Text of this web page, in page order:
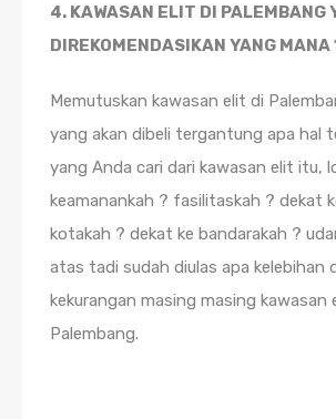
4. KAWASAN ELIT DI PALEMBANG
DIREKOMENDASIKAN YANG MANA
Memutuskan kawasan elit di
yang akan dibeli tergantung apa hal
yang Anda cari dari kawasan elit itu,
keamanankah ? fasilitaskah ? dekat
kotakah ? dekat ke bandarakah ?
atas tadi sudah diulas apa kelebihan
kekurangan masing masing kawasan
Palembang.